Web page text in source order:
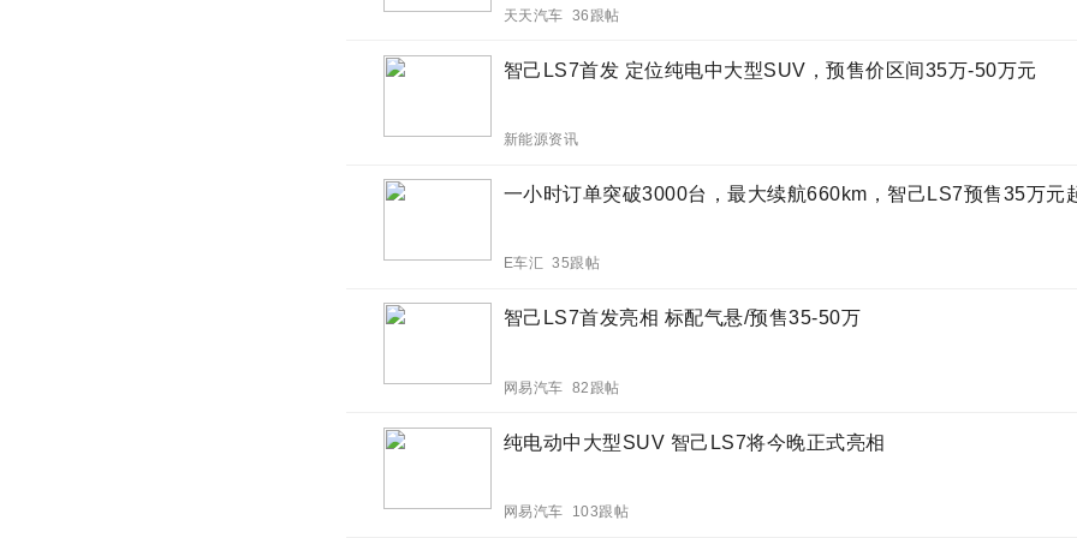
天天汽车 36跟帖
智己LS7首发 定位纯电中大型SUV，预售价区间35万-50万元
新能源资讯
一小时订单突破3000台，最大续航660km，智己LS7预售35万元
E车汇 35跟帖
智己LS7首发亮相 标配气悬/预售35-50万
网易汽车 82跟帖
纯电动中大型SUV 智己LS7将今晚正式亮相
网易汽车 103跟帖